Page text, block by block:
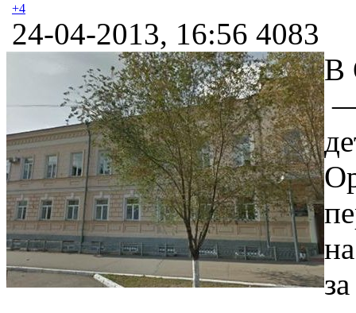
+4
24-04-2013, 16:56 4083
В
—